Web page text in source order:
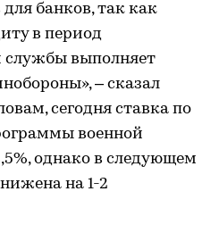
банков, так как
в период
службы выполняет
– сказал
сегодня ставка по
военной
однако в следующем
на 1-2